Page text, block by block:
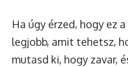
Ha úgy érzed, hogy ez
legjobb, amit tehetsz,
mutasd ki, hogy zavar,